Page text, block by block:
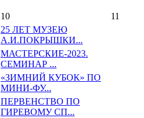
10
25 ЛЕТ МУЗЕЮ
А.И.ПОКРЫШКИ...
МАСТЕРСКИЕ-2023.
СЕМИНАР ...
«ЗИМНИЙ КУБОК» ПО
МИНИ-ФУ...
ПЕРВЕНСТВО ПО
ГИРЕВОМУ СП...
11